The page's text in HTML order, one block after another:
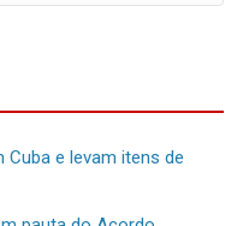
Cuba e levam itens de